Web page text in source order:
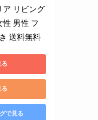
ア リビング
性 男性 フ
送料無料
る
で見る